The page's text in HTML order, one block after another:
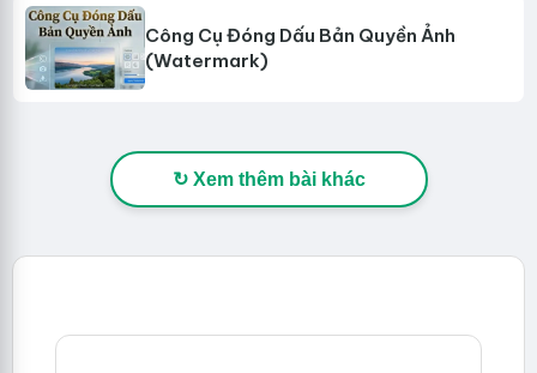
Công Cụ Đóng Dấu Bản Quyền Ảnh
(Watermark)
↻ Xem thêm bài khác